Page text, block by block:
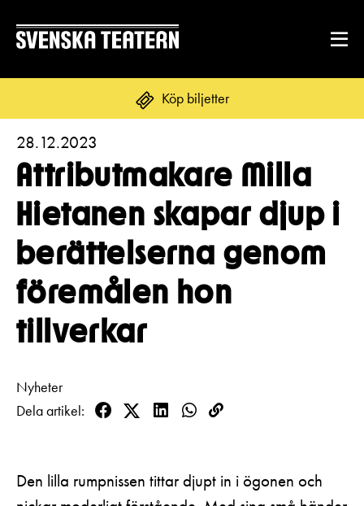
Köp biljetter
Suomi
REPERTOAR & BILJETTER
Repertoar
Kalender
Kundtjänst
Biljetter
Unga
Presentkort
DITT BESÖK
Mat & dryck
Publikarbete
Tillgänglighet
Platskarta
GRUPPER & FÖRETAG
Grupper & teaterombud
Företag
Aktuellt
LOGGA IN
Attributmakare Milla
Hietanen skapar djup i
berättelserna genom
föremålen hon
tillverkar
28.12.2023
Nyheter
Dela artikel
Facebook
TwitterLinkedInWhatsApp
Kopioi
Den lilla rumpnissen tittar djupt in i ögonen och